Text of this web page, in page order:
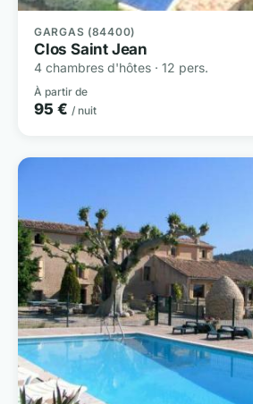
GARGAS (84400)
Clos Saint Jean
4 chambres d'hôtes · 12 pers.
À partir de
95 € / nuit